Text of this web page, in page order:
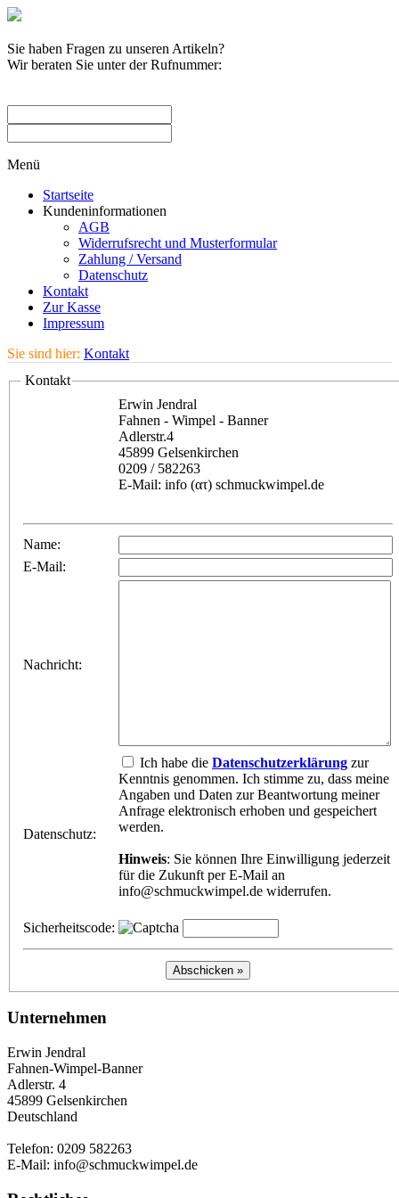
Sie haben Fragen zu unseren Artikeln?
Wir beraten Sie unter der Rufnummer:
Menü
Startseite
Kundeninformationen
AGB
Widerrufsrecht und Musterformular
Zahlung / Versand
Datenschutz
Kontakt
Zur Kasse
Impressum
Sie sind hier: Kontakt
Kontakt
Erwin Jendral
Fahnen - Wimpel - Banner
Adlerstr.4
45899 Gelsenkirchen
0209 / 582263
E-Mail: info (ατ) schmuckwimpel.de
Name:
E-Mail:
Nachricht:
Datenschutz:
Ich habe die Datenschutzerklärung zur
Kenntnis genommen. Ich stimme zu, dass meine
Angaben und Daten zur Beantwortung meiner
Anfrage elektronisch erhoben und gespeichert
werden.
Hinweis: Sie können Ihre Einwilligung jederzeit
für die Zukunft per E-Mail an
info@schmuckwimpel.de widerrufen.
Sicherheitscode:
Unternehmen
Erwin Jendral
Fahnen-Wimpel-Banner
Adlerstr. 4
45899 Gelsenkirchen
Deutschland
Telefon: 0209 582263
E-Mail: info@schmuckwimpel.de